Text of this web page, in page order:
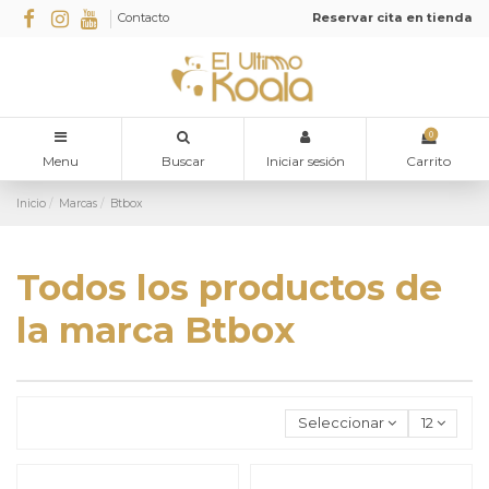
Contacto Reservar cita en tienda
Menu Buscar Iniciar sesión
0
Carrito
Inicio Marcas Btbox
Todos los productos de
la marca Btbox
Seleccionar 12